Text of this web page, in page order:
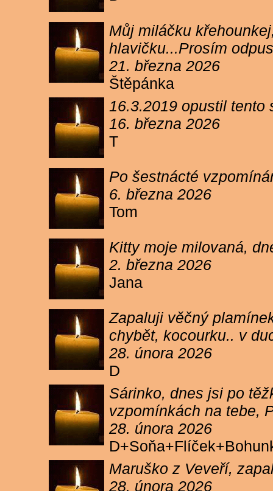
Můj miláčku
hlavičku...Prosím
21. března 2026
Štěpánka
16.3.2019 opustil
16. března 2026
T
Po šestnácté
6. března 2026
Tom
Kitty moje milovaná,
2. března 2026
Jana
Zapaluji věčný
chybět, kocourku.. v
28. února 2026
D
Sárinko, dnes jsi po
vzpomínkách na tebe,
28. února 2026
Maruško z Veveří,
28. února 2026